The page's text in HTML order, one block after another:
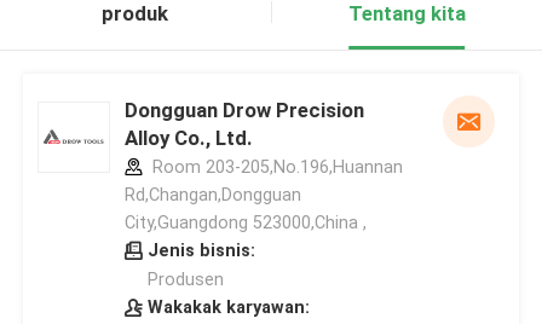
produk Tentang kita
Dongguan Drow Precision
Alloy Co., Ltd.
Room 203-205,No.196,Huannan
Rd,Changan,Dongguan
City,Guangdong 523000,China ,
Jenis bisnis:
Produsen
Wakakak karyawan: